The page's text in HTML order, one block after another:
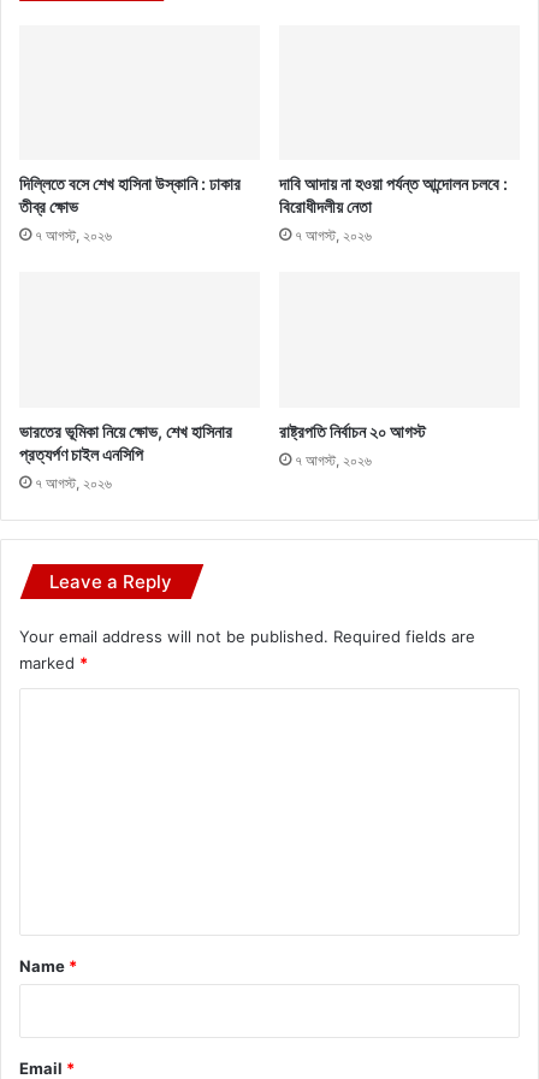
দিল্লিতে বসে শেখ হাসিনা উস্কানি : ঢাকার
তীব্র ক্ষোভ
৭ আগস্ট, ২০২৬
দাবি আদায় না হওয়া পর্যন্ত আন্দোলন চলবে :
বিরোধীদলীয় নেতা
৭ আগস্ট, ২০২৬
ভারতের ভূমিকা নিয়ে ক্ষোভ, শেখ হাসিনার
প্রত্যর্পণ চাইল এনসিপি
৭ আগস্ট, ২০২৬
রাষ্ট্রপতি নির্বাচন ২০ আগস্ট
৭ আগস্ট, ২০২৬
Leave a Reply
Your email address will not be published. Required fields are
marked *
*
Name *
Email *